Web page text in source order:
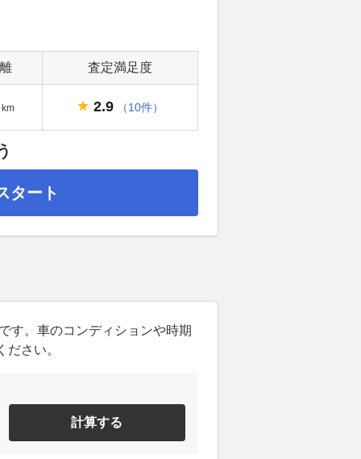
査定満足度
km 2.9 （10件）
タート
す。車のコンディションや時期
さい。
計算する